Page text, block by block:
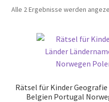
Echtheit von Bewertungen
Kasse
Alle 2 Ergebnisse werden
Rätsel für Kinder
Belgien Portugal